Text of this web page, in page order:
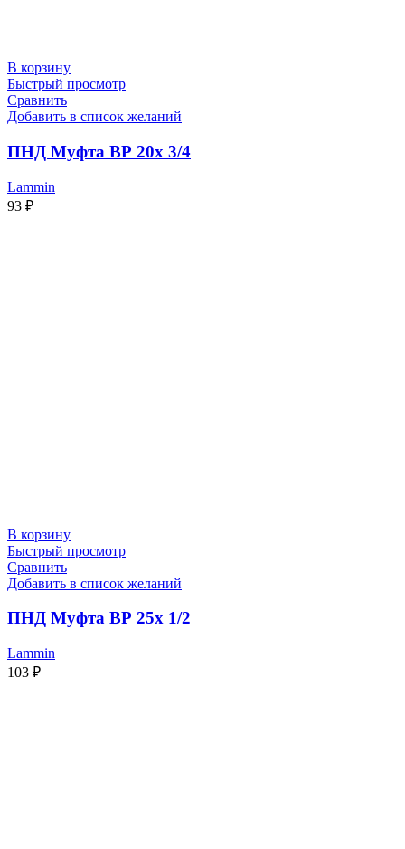
В корзину
Быстрый просмотр
Сравнить
Добавить в список желаний
ПНД Муфта ВР 20х 3/4
Lammin
93 ₽
В корзину
Быстрый просмотр
Сравнить
Добавить в список желаний
ПНД Муфта ВР 25х 1/2
Lammin
103 ₽